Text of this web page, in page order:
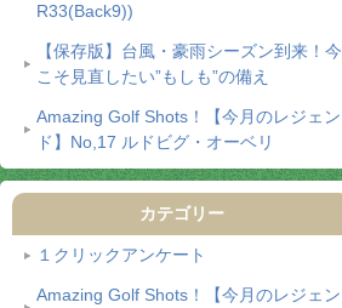
R33(Back9))
【保存版】台風・豪雨シーズン到来！今
こそ見直したい”もしも”の備え
Amazing Golf Shots！【今月のレジェン
ド】No,17 ルドビグ・オーベリ
カテゴリー
１クリックアンケート
Amazing Golf Shots！【今月のレジェン